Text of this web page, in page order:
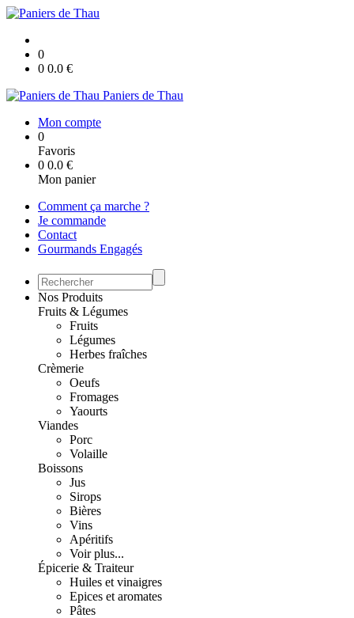
0
0 0.0 €
Paniers de Thau
Mon compte
0
Favoris
0 0.0 €
Mon panier
Comment ça marche ?
Je commande
Contact
Gourmands Engagés
Nos Produits
Fruits & Légumes
Fruits
Légumes
Herbes fraîches
Crèmerie
Oeufs
Fromages
Yaourts
Viandes
Porc
Volaille
Boissons
Jus
Sirops
Bières
Vins
Apéritifs
Voir plus...
Épicerie & Traiteur
Huiles et vinaigres
Epices et aromates
Pâtes